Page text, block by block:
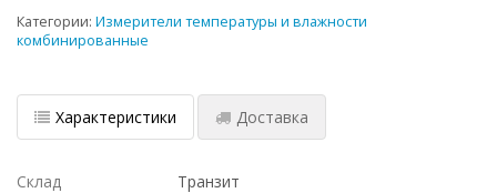
Категории: Измерители температуры и влажности
комбинированные
Характеристики Доставка
Склад
Транзит